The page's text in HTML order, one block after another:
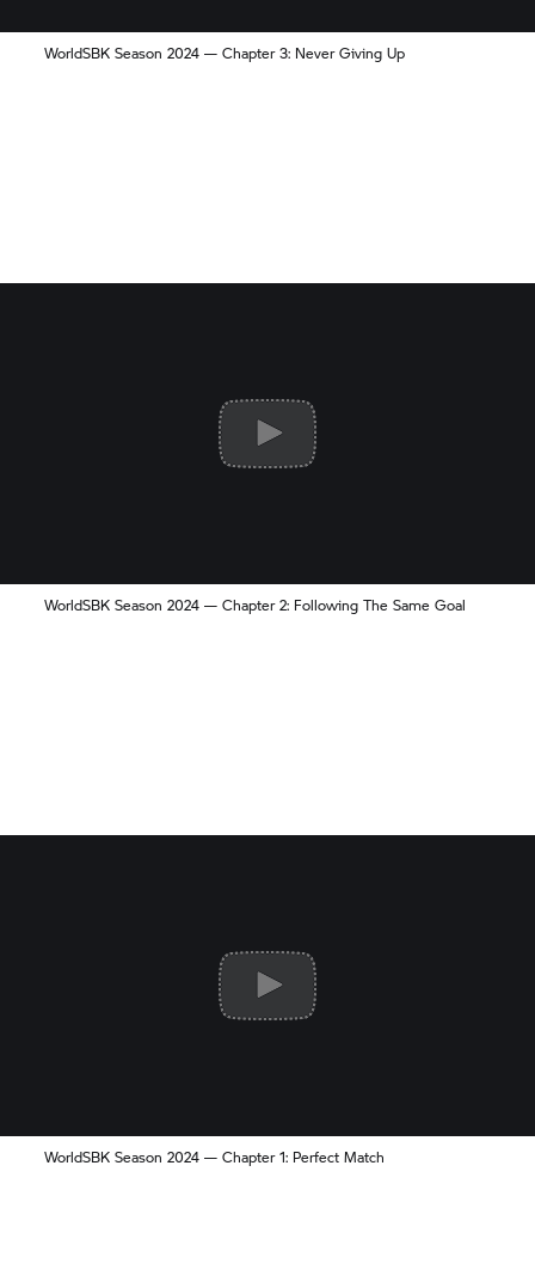
WorldSBK Season 2024 — Chapter 3: Never Giving Up
WorldSBK Season 2024 — Chapter 2: Following The Same Goal
WorldSBK Season 2024 — Chapter 1: Perfect Match